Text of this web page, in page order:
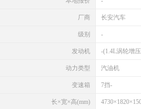
厂商 长安汽车
级别 -
发动机 -(1.4L涡轮增
动力类型 汽油机
变速箱 7挡-
长×宽×高(mm)